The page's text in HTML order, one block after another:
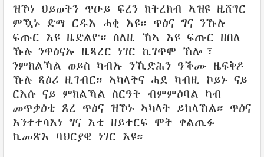
ዝኾነ ህይወትን ጥዑይ ፍረን ክትረክብ ኣዝዩ ዜሸግር
ምዃኑ ድማ ርዱእ ሓቂ እዩ። ጥዕና ግና ንኹሉ
ፍጡር እዩ ዜድልዮ። ስለዚ ኸኣ እዩ ፍጡር ዘበለ
ኹሉ ንጥዕናኡ ዚጻረር ነገር ኪገጥሞ ኸሎ፣
ንምክልኻል ወይስ ካብኡ ንኺድሕን ዓቕሙ ዜፍቅዶ
ኹሉ ጻዕሪ ዚገብር። ኣካላትና ሓደ ካብዚ ኮይኑ ናይ
ርእሱ ናይ ምክልኻል ስርዓት ብምምዕባል ካብ
መጥቃዕቲ ጸረ ጥዕና ዝኾኑ ኣካላት ይከላኸል። ጥዕና
እንተተሳእነ ግና እቲ ዘይተርፍ ሞት ቀልጢፉ
ኪመጽእ ባህርያዊ ነገር እዩ።